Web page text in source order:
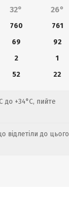
32° 26°
760
761
69
92
2
1
52 22
до +34°C, пийте
відлетіли до цього